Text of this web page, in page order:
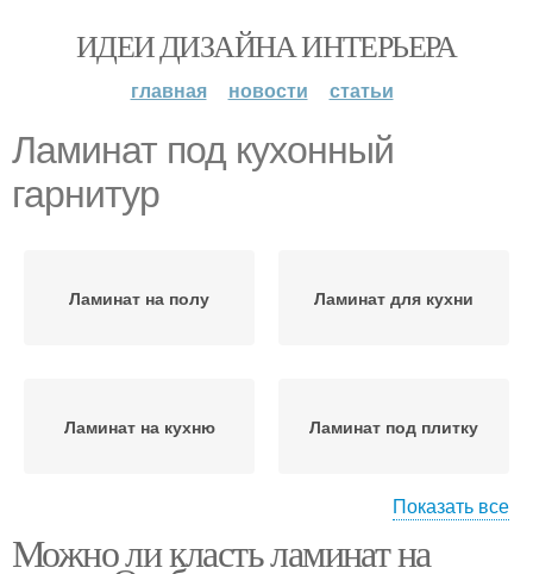
ИДЕИ ДИЗАЙНА ИНТЕРЬЕРА
главная новости статьи
Ламинат под кухонный
гарнитур
Ламинат на полу Ламинат для кухни
Ламинат на кухню Ламинат под плитку
кухне\ламинат
Показать все
Можно ли класть ламинат на